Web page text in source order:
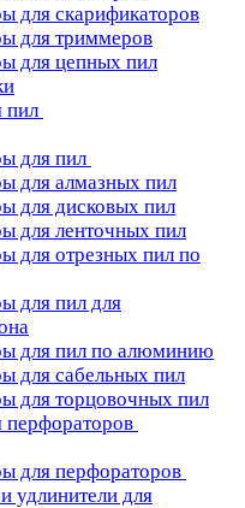
для скарификаторов
для триммеров
для цепных пил
пил
для пил
для алмазных пил
для дисковых пил
для ленточных пил
для отрезных пил по
для пил для
для пил по алюминию
для сабельных пил
для торцовочных пил
перфораторов
для перфораторов
удлинители для